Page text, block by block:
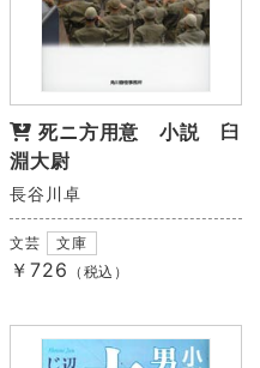
死ニ方用意 小説 臼
淵大尉
長谷川卓
文芸 文庫
￥726 （税込）